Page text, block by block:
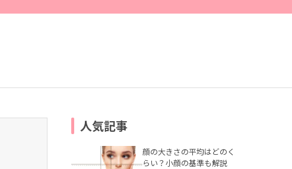
人気記事
顔の大きさの平均はどのく
らい？小顔の基準も解説